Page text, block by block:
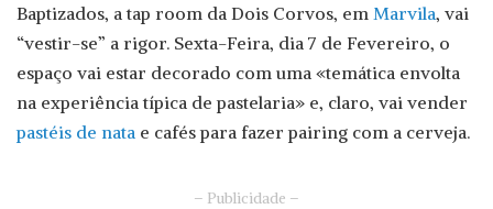
Baptizados, a tap room da Dois Corvos, em Marvila, vai
“vestir-se” a rigor. Sexta-Feira, dia 7 de Fevereiro, o
espaço vai estar decorado com uma «temática envolta
na experiência típica de pastelaria» e, claro, vai vender
pastéis de nata e cafés para fazer pairing com a cerveja.
– Publicidade –